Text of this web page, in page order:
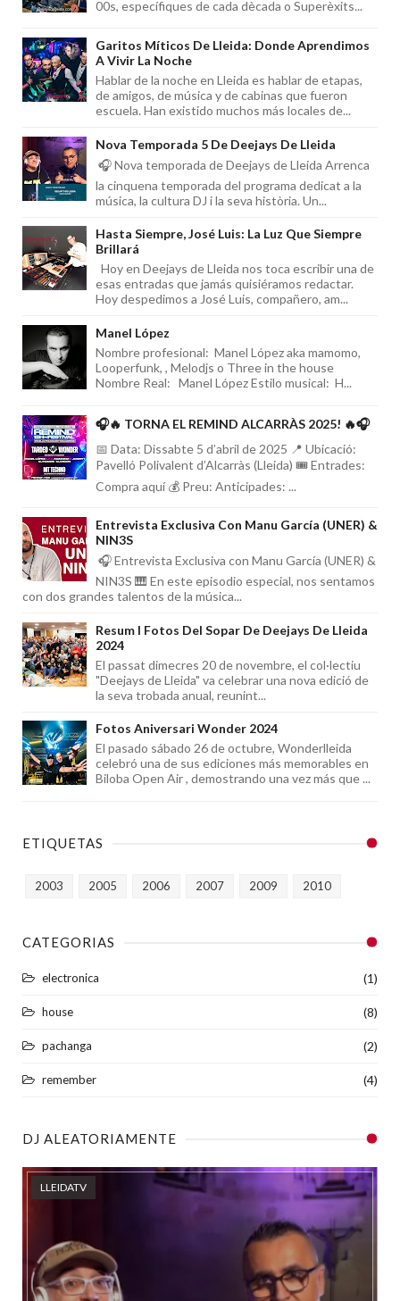
00s, específiques de cada dècada o Superèxits...
Garitos Míticos De Lleida: Donde Aprendimos
A Vivir La Noche
Hablar de la noche en Lleida es hablar de etapas,
de amigos, de música y de cabinas que fueron
escuela. Han existido muchos más locales de...
Nova Temporada 5 De Deejays De Lleida
🎧 Nova temporada de Deejays de Lleida Arrenca
la cinquena temporada del programa dedicat a la
música, la cultura DJ i la seva història. Un...
Hasta Siempre, José Luis: La Luz Que Siempre
Brillará
Hoy en Deejays de Lleida nos toca escribir una de
esas entradas que jamás quisiéramos redactar.
Hoy despedimos a José Luis, compañero, am...
Manel López
Nombre profesional: Manel López aka mamomo,
Looperfunk, , Melodjs o Three in the house
Nombre Real: Manel López Estilo musical: H...
🎧🔥 TORNA EL REMIND ALCARRÀS 2025! 🔥🎧
📅 Data: Dissabte 5 d’abril de 2025 📍 Ubicació:
Pavelló Polivalent d’Alcarràs (Lleida) 🎟️ Entrades:
Compra aquí 💰 Preu: Anticipades: ...
Entrevista Exclusiva Con Manu García (UNER) &
NIN3S
🎧 Entrevista Exclusiva con Manu García (UNER) &
NIN3S 🎹 En este episodio especial, nos sentamos
con dos grandes talentos de la música...
Resum I Fotos Del Sopar De Deejays De Lleida
2024
El passat dimecres 20 de novembre, el col·lectiu
"Deejays de Lleida" va celebrar una nova edició de
la seva trobada anual, reunint...
Fotos Aniversari Wonder 2024
El pasado sábado 26 de octubre, Wonderlleida
celebró una de sus ediciones más memorables en
Biloba Open Air , demostrando una vez más que ...
ETIQUETAS
2003 2005 2006 2007 2009 2010
CATEGORIAS
electronica (1)
house (8)
pachanga (2)
remember (4)
DJ ALEATORIAMENTE
LLEIDATV